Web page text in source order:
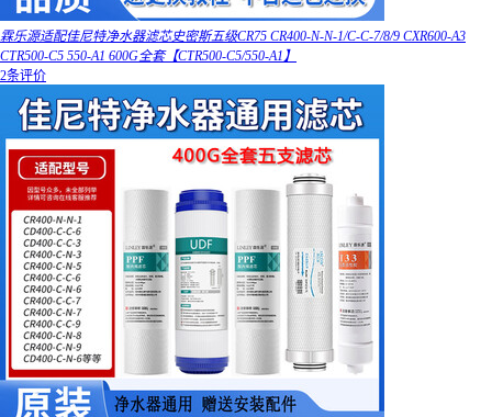
霖乐源适配佳尼特净水器滤芯史密斯五级CR75 CR400-N-N-1/C-C-7/8/9 CXR600-A3
CTR500-C5 550-A1 600G全套【CTR500-C5/550-A1】
2条评价